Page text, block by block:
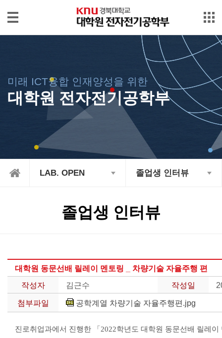
대
학
원
소
개
입
학/
장
학
연
구/
교
육
학
미래 ICT융합 인재양성을 위한
대학원 전자전기공학부
LAB. OPEN 졸업생 인터뷰
졸업생 인터뷰
대학원 동문선배 릴레이 멘토링 _ 차량기술 자율주행 편
작성자
김근수 작성일
첨부파일 공학계열 차량기술 자율주행편.jpg
진로취업과에서 진행한 「 2022학년도 대학원 동문선배 릴레이